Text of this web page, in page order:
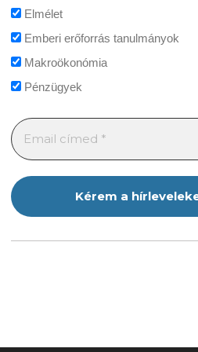
Elmélet
Emberi erőforrás tanulmányok
Makroökonómia
Pénzügyek